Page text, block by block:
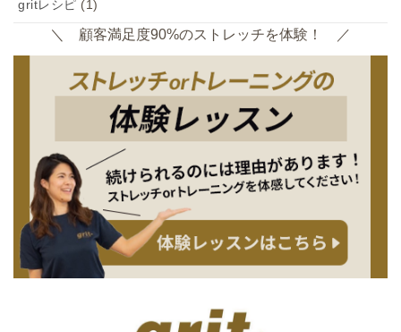
gritレシピ (1)
＼ 顧客満足度90%のストレッチを体験！ ／